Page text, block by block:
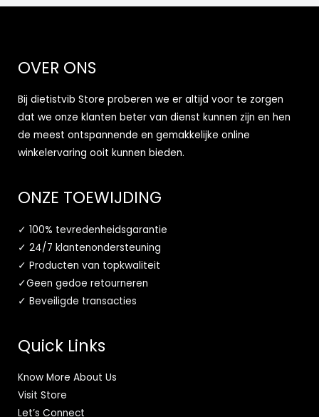
OVER ONS
Bij dietistvib Store proberen we er altijd voor te zorgen
dat we onze klanten beter van dienst kunnen zijn en hen
de meest ontspannende en gemakkelijke online
winkelervaring ooit kunnen bieden.
ONZE TOEWIJDING
✓ 100% tevredenheidsgarantie
✓ 24/7 klantenondersteuning
✓ Producten van topkwaliteit
✓Geen gedoe retourneren
✓ Beveiligde transacties
Quick Links
Know More About Us
Visit Store
Let’s Connect